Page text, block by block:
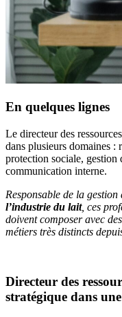
En quelques lignes
Le directeur des
dans plusieurs domaines :
protection sociale, gestion
communication interne.
Responsable de la
l’industrie du lait, ces
doivent composer avec des
métiers très distincts
Directeur des
stratégique dans